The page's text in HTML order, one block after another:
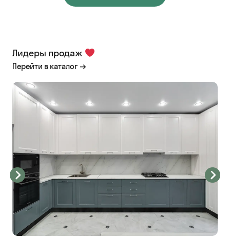
Лидеры продаж
Перейти в каталог